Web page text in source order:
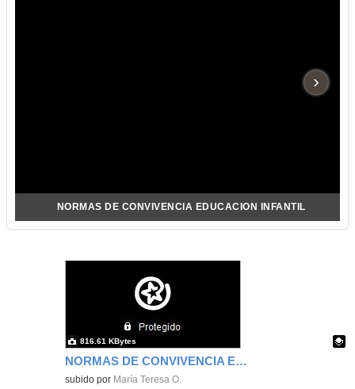
NORMAS DE CONVIVENCIA EDUCACION INFANTIL
›
NORMAS DE CONVIVENCIA EDUCACION INFANTIL
Contenido educativo.
subido por María Teresa O.
816.61 KBytes